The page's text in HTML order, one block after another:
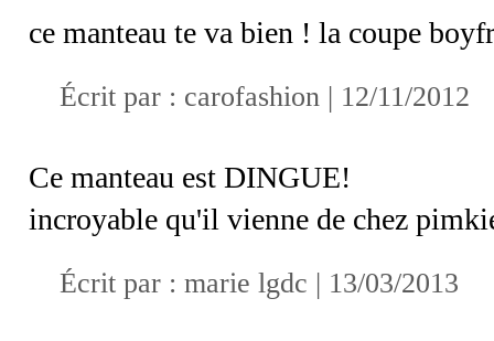
ce manteau te va bien ! la coupe
Écrit par : carofashion | 12/11/2012
Ce manteau est DINGUE!
incroyable qu'il vienne de chez
Écrit par : marie lgdc | 13/03/2013